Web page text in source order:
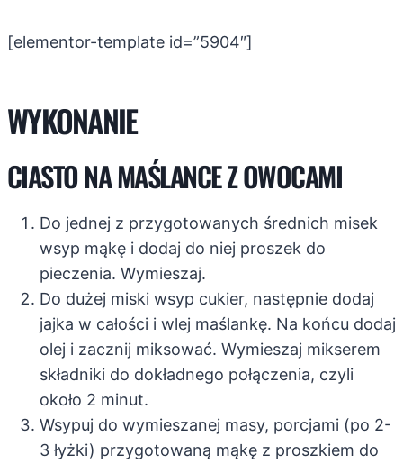
[elementor-template id=”5904″]
WYKONANIE
CIASTO NA MAŚLANCE Z OWOCAMI
Do jednej z przygotowanych średnich misek
wsyp mąkę i dodaj do niej proszek do
pieczenia. Wymieszaj.
Do dużej miski wsyp cukier, następnie dodaj
jajka w całości i wlej maślankę. Na końcu dodaj
olej i zacznij miksować. Wymieszaj mikserem
składniki do dokładnego połączenia, czyli
około 2 minut.
Wsypuj do wymieszanej masy, porcjami (po 2-
3 łyżki) przygotowaną mąkę z proszkiem do